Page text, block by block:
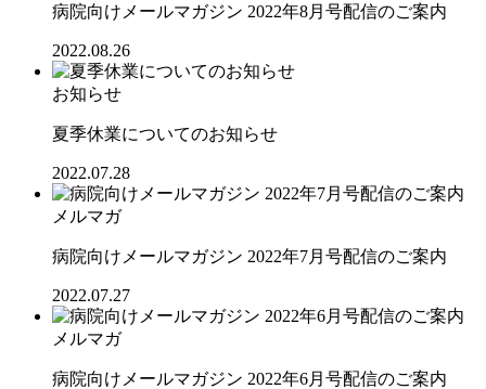
病院向けメールマガジン 2022年8月号配信のご案内
2022.08.26
お知らせ
夏季休業についてのお知らせ
2022.07.28
メルマガ
病院向けメールマガジン 2022年7月号配信のご案内
2022.07.27
メルマガ
病院向けメールマガジン 2022年6月号配信のご案内